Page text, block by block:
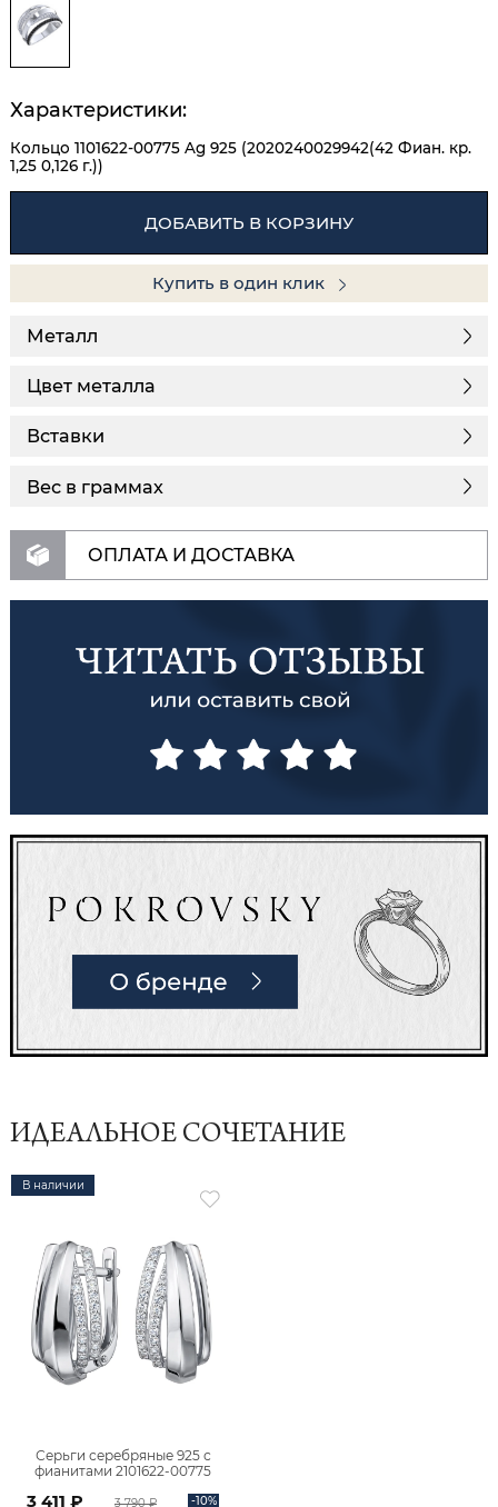
Характеристики:
Кольцо 1101622-00775 Ag 925 (2020240029942(42 Фиан. кр.
1,25 0,126 г.))
ДОБАВИТЬ В КОРЗИНУ
Купить в один клик
Металл
Цвет металла
Вставки
Вес в граммах
ОПЛАТА И ДОСТАВКА
ИДЕАЛЬНОЕ СОЧЕТАНИЕ
В наличии
Серьги серебряные 925 с
фианитами 2101622-00775
3 411 ₽ 3 790 ₽ -10%